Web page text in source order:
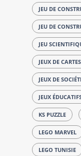
JEU DE
JEU DE
JEU
JEUX DE CARTES
JEUX DE
JEUX
KS PUZZLE
LEGO MARVEL
LEGO TUNISIE